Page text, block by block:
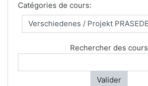
Catégories de cours:
Rechercher des cours
Valider